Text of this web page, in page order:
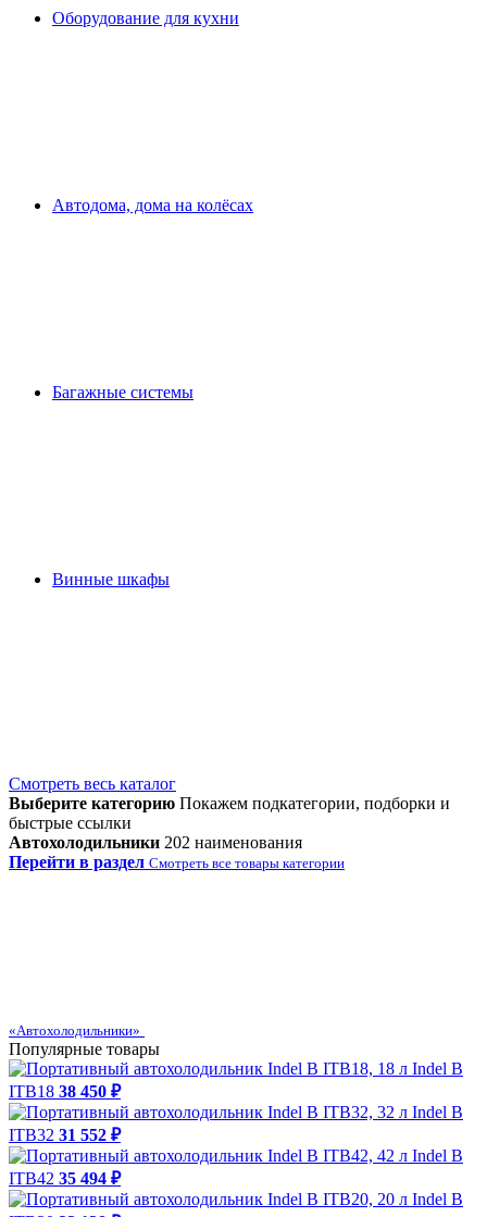
Оборудование для кухни
Автодома, дома на колёсах
Багажные системы
Винные шкафы
Смотреть весь каталог
Выберите категорию Покажем подкатегории, подборки и
быстрые ссылки
Автохолодильники 202 наименования
Перейти в раздел Смотреть все товары категории
«Автохолодильники»
Популярные товары
Indel B
ITB18 38 450 ₽
Indel B
ITB32 31 552 ₽
Indel B
ITB42 35 494 ₽
Indel B